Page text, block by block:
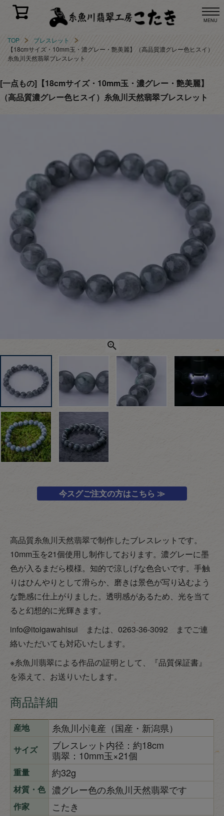
MENU
TOP
ブレスレット
【18cmサイズ・10mm玉・濃グレー・艶美麗】（高品質濃グレー色ヒスイ）
糸魚川天然翡翠ブレスレット
[一点もの]【18cmサイズ・10mm玉・濃グレー・艶美麗】
（高品質濃グレー色ヒスイ）糸魚川天然翡翠ブレスレット
今スグご注文の方はこちら ≫
高品質糸魚川天然翡翠で制作したブレスレットです。
10mm玉を21個使用し制作しております。濃グレーに墨
色が入るまだら模様。知的で涼しげな色合いです。手触
りはひんやりとして滑らか、磨きは景色が写り込むよう
な艶感に仕上がりました。透明感があるため、光を当て
ると幻想的に光輝きます。
info@itoigawahisui または、0263-36-3092 までご連
絡いただいても対応いたします。
※糸魚川翡翠による作品の証明として、『品質保証書』
を添えて、お送りいたします。
商品詳細
産地 糸魚川小滝産（国産・新潟県）
サイズ
ブレスレット内径：約18cm
翡翠：10mm玉×21個
重量 約32g
材質・色 濃グレー色の糸魚川天然翡翠です
作家 こたき